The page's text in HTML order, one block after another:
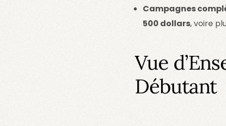
Campagnes
500 dollars, voire
Vue
Débutant